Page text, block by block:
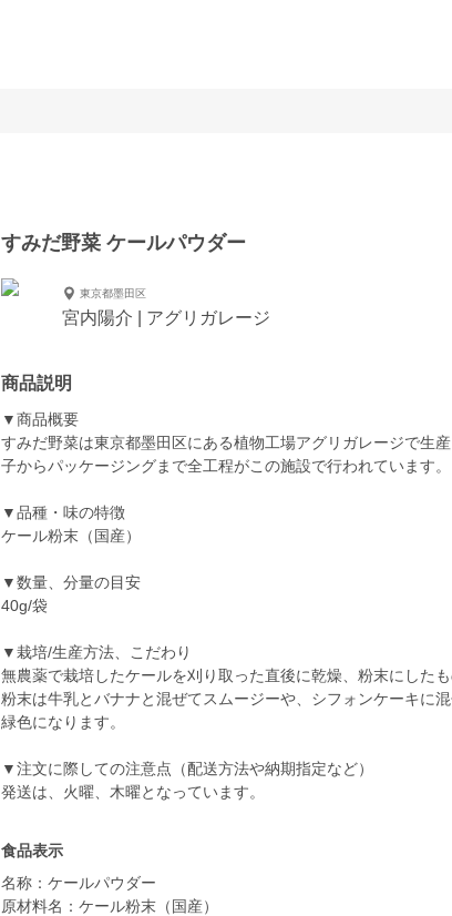
すみだ野菜 ケールパウダー
東京都墨田区
宮内陽介 | アグリガレージ
商品説明
▼商品概要
すみだ野菜は東京都墨田区にある植物工場アグリガレージで生
子からパッケージングまで全工程がこの施設で行われています。
▼品種・味の特徴
ケール粉末（国産）
▼数量、分量の目安
40g/袋
▼栽培/生産方法、こだわり
無農薬で栽培したケールを刈り取った直後に乾燥、粉末にしたも
粉末は牛乳とバナナと混ぜてスムージーや、シフォンケーキに
緑色になります。
▼注文に際しての注意点（配送方法や納期指定など）
発送は、火曜、木曜となっています。
食品表示
名称：ケールパウダー
原材料名：ケール粉末（国産）